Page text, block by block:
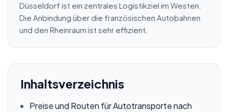
Düsseldorf ist ein zentrales Logistikziel im Westen.
Die Anbindung über die französischen Autobahnen
und den Rheinraum ist sehr effizient.
Inhaltsverzeichnis
Preise und Routen für Autotransporte nach